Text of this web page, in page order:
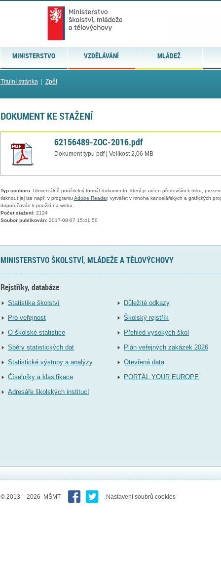
MINISTERSTVO VZDĚLÁVÁNÍ MLÁDEŽ
Titulní stránka| Zpět
DOKUMENT KE STAŽENÍ
62156489-ZOC-2016.pdf
Dokument typu pdf | Velikost 2,06 MB
Typ souboru:Univerzálně použitelný formát dokumentů, který je určen především k tisku,
tisknout jej lze např. v programu Adobe Reader, vytvářet v mnoha kancelářských a grafických
doporučován k použití na webu.
Počet stažení:2124
Soubor publikován:2017-08-07 15:41:50
MINISTERSTVO ŠKOLSTVÍ, MLÁDEŽE A TĚLOVÝCHOVY
Rejstříky, databáze
Statistika školství
Pro veřejnost
O školské statistice
Sběry statistických dat
Statistické výstupy a analýzy
Číselníky a klasifikace
Adresáře školských institucí
Důležité odkazy
Školský rejstřík
Přehled vysokých škol
Plán veřejných zakázek 2026
Otevřená data
PORTÁL YOUR EUROPE
© 2013 – 2026 MŠMT Nastavení soubrů cookies